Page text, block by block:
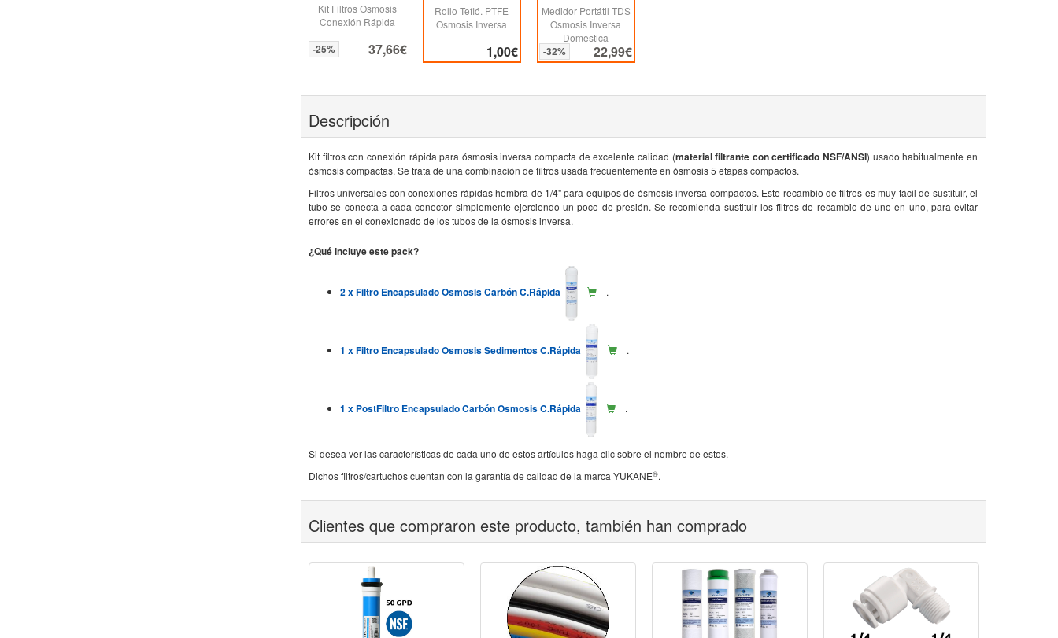
Kit Filtros Osmosis
Conexión Rápida
37,66€
-25%
Rollo Tefló. PTFE
Osmosis Inversa
1,00€
Medidor Portátil TDS
Osmosis Inversa
Domestica
22,99€
-32%
Descripción
Kit filtros con conexión rápida para ósmosis inversa compacta de excelente calidad (material filtrante con certificado NSF/ANSI) usado habitualmente en
ósmosis compactas. Se trata de una combinación de filtros usada frecuentemente en ósmosis 5 etapas compactos.
Filtros universales con conexiones rápidas hembra de 1/4" para equipos de ósmosis inversa compactos. Este recambio de filtros es muy fácil de sustituir, el
tubo se conecta a cada conector simplemente ejerciendo un poco de presión. Se recomienda sustituir los filtros de recambio de uno en uno, para evitar
errores en el conexionado de los tubos de la ósmosis inversa.
¿Qué incluye este pack?
2 x Filtro Encapsulado Osmosis Carbón C.Rápida .
1 x Filtro Encapsulado Osmosis Sedimentos C.Rápida .
1 x PostFiltro Encapsulado Carbón Osmosis C.Rápida .
Si desea ver las características de cada uno de estos artículos haga clic sobre el nombre de estos.
Dichos filtros/cartuchos cuentan con la garantía de calidad de la marca YUKANE®.
Clientes que compraron este producto, también han comprado